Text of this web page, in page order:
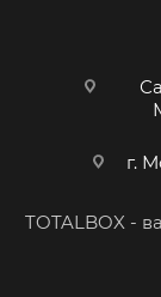
г.
TOTALBOX -